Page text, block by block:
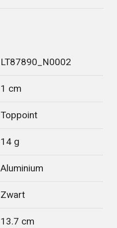
LT87890_N0002
1 cm
Toppoint
14 g
Aluminium
Zwart
13.7 cm